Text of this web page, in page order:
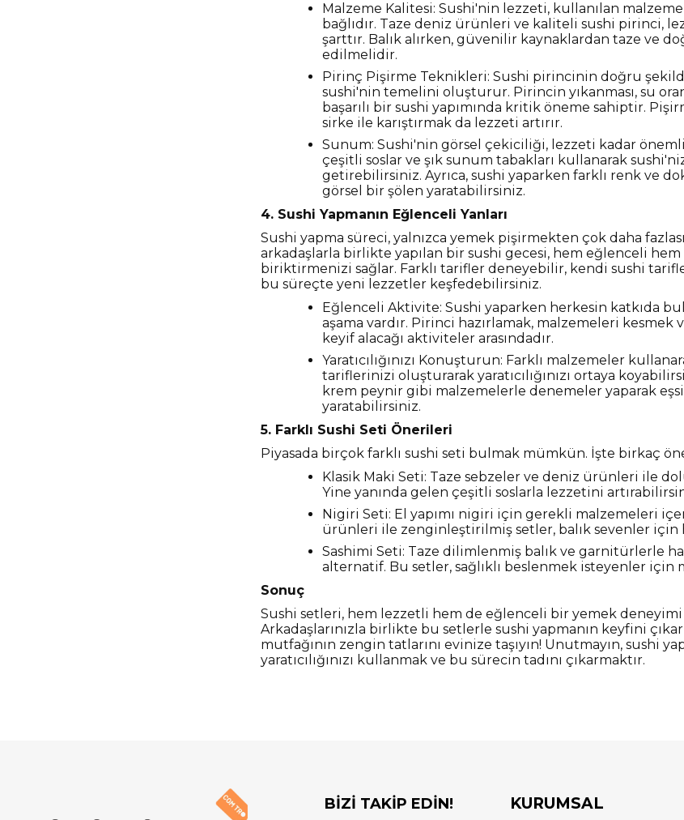
Malzeme Kalitesi: Sushi'nin lezzeti, kullanılan
bağlıdır. Taze deniz ürünleri ve kaliteli sushi pirinci,
şarttır. Balık alırken, güvenilir kaynaklardan taze ve
edilmelidir.
Pirinç Pişirme Teknikleri: Sushi pirincinin doğru
sushi'nin temelini oluşturur. Pirincin yıkanması, su
başarılı bir sushi yapımında kritik öneme sahiptir.
sirke ile karıştırmak da lezzeti artırır.
Sunum: Sushi'nin görsel çekiciliği, lezzeti kadar
çeşitli soslar ve şık sunum tabakları kullanarak
getirebilirsiniz. Ayrıca, sushi yaparken farklı renk ve
görsel bir şölen yaratabilirsiniz.
4. Sushi Yapmanın Eğlenceli Yanları
Sushi yapma süreci, yalnızca yemek pişirmekten çok daha
arkadaşlarla birlikte yapılan bir sushi gecesi, hem eğlenceli
biriktirmenizi sağlar. Farklı tarifler deneyebilir, kendi sushi
bu süreçte yeni lezzetler keşfedebilirsiniz.
Eğlenceli Aktivite: Sushi yaparken herkesin katkıda
aşama vardır. Pirinci hazırlamak, malzemeleri kesmek
keyif alacağı aktiviteler arasındadır.
Yaratıcılığınızı Konuşturun: Farklı malzemeler
tariflerinizi oluşturarak yaratıcılığınızı ortaya
krem peynir gibi malzemelerle denemeler yaparak
yaratabilirsiniz.
5. Farklı Sushi Seti Önerileri
Piyasada birçok farklı sushi seti bulmak mümkün. İşte birkaç
Klasik Maki Seti: Taze sebzeler ve deniz ürünleri ile
Yine yanında gelen çeşitli soslarla lezzetini
Nigiri Seti: El yapımı nigiri için gerekli malzemeleri
ürünleri ile zenginleştirilmiş setler, balık sevenler için
Sashimi Seti: Taze dilimlenmiş balık ve garnitürlerle
alternatif. Bu setler, sağlıklı beslenmek isteyenler için
Sonuç
Sushi setleri, hem lezzetli hem de eğlenceli bir yemek deneyimi
Arkadaşlarınızla birlikte bu setlerle sushi yapmanın keyfini
mutfağının zengin tatlarını evinize taşıyın! Unutmayın, sushi
yaratıcılığınızı kullanmak ve bu sürecin tadını çıkarmaktır.
BİZİ TAKİP EDİN! KURUMSAL